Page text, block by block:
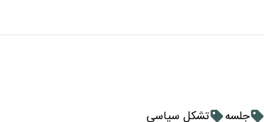
جلسه تشکل سیاسی